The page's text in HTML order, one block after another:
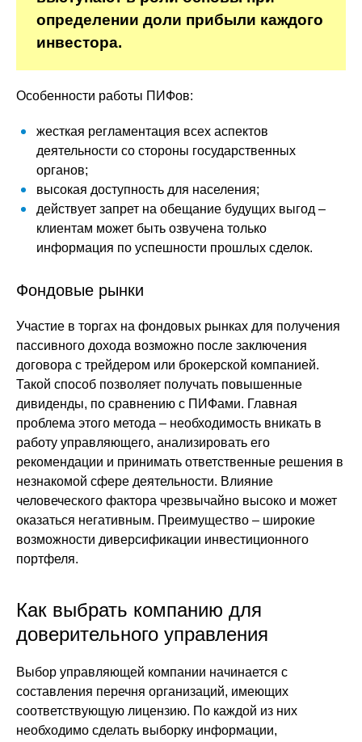
определении доли прибыли каждого
инвестора.
Особенности работы ПИФов:
жесткая регламентация всех аспектов
деятельности со стороны государственных
органов;
высокая доступность для населения;
действует запрет на обещание будущих выгод –
клиентам может быть озвучена только
информация по успешности прошлых сделок.
Фондовые рынки
Участие в торгах на фондовых рынках для получения
пассивного дохода возможно после заключения
договора с трейдером или брокерской компанией.
Такой способ позволяет получать повышенные
дивиденды, по сравнению с ПИФами. Главная
проблема этого метода – необходимость вникать в
работу управляющего, анализировать его
рекомендации и принимать ответственные решения в
незнакомой сфере деятельности. Влияние
человеческого фактора чрезвычайно высоко и может
оказаться негативным. Преимущество – широкие
возможности диверсификации инвестиционного
портфеля.
Как выбрать компанию для
доверительного управления
Выбор управляющей компании начинается с
составления перечня организаций, имеющих
соответствующую лицензию. По каждой из них
необходимо сделать выборку информации,